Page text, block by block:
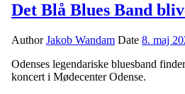
Det Blå Blues Band
AuthorJakob Wandam Date 8. maj
Odenses legendariske bluesband
koncert i Mødecenter Odense.